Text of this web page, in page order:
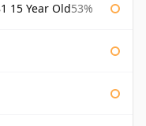
15 Year Old53%